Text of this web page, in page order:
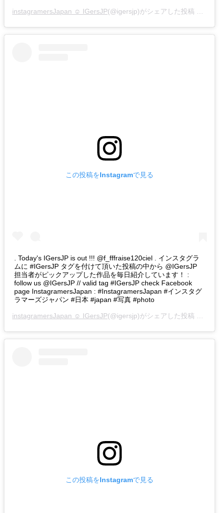
instagramersJapan ☺︎ IGersJP(@igersjp)がシェアした投稿 –
この投稿をInstagramで見る
. Today's IGersJP is out !!! @f_fffraise120ciel . インスタグラ
ムに #IGersJP タグを付けて頂いた投稿の中から @IGersJP
担当者がピックアップした作品を毎日紹介しています！ :
follow us @IGersJP // valid tag #IGersJP check Facebook
page InstagramersJapan : #InstagramersJapan #インスタグ
ラマーズジャパン #日本 #japan #写真 #photo
instagramersJapan ☺︎ IGersJP(@igersjp)がシェアした投稿 –
この投稿をInstagramで見る